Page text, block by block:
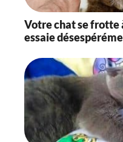
Votre chat se frotte
essaie